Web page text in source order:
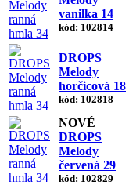
vanilka 14
kód: 102814
DROPS
Melody
horčicová 18
kód: 102818
NOVÉ
DROPS
Melody
červená 29
kód: 102829